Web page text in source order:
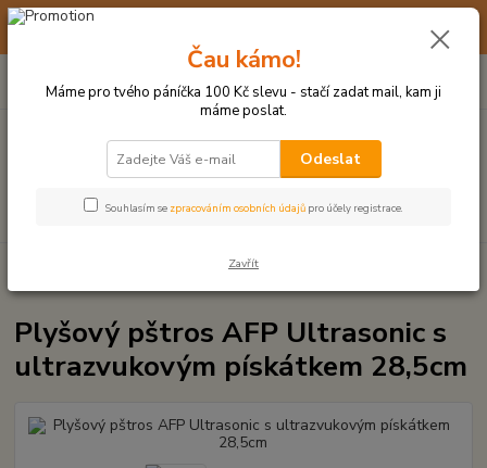
☀️ 10. - 14. SRPNA 2026 MÁME DOVOLENOU ☀️ OBJEDNÁVKY
Hledat
po–pá: 9–17 hod.
za0 Kč
PLYŠOVÉ A TEXTILNÍ HRAČKY
Plyšový pštros AFP Ultrasonic s
ultrazvukovým pískátkem 28,5cm
Čau kámo!
Máme pro tvého páníčka 100 Kč slevu - stačí zadat mail, kam ji
máme poslat.
Odeslat
Souhlasím se zpracováním osobních údajů pro účely registrace.
Zavřít